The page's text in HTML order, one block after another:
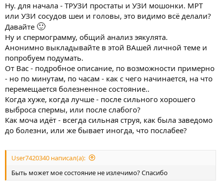
Ну. для начала - ТРУЗИ простаты и УЗИ мошонки. МРТ
или УЗИ сосудов шеи и головы, это видимо всё делали?
Давайте 🙂
Ну и спермограмму, общий анализ эякулята.
Анонимно выкладывайте в этой ВАшей личной теме и
попробуем подумать.
От Вас - подробное описание, по возможности примерно
- но по минутам, по часам - как с чего начинается, на что
перемещается болезненное состояние..
Когда хуже, когда лучше - после сильного хорошего
выброса спермы, или после слабого?
Как моча идёт - всегда сильная струя, как была заведомо
до болезни, или же бывает иногда, что послабее?
User7420340 написал(а):
Быть может мое состояние не излечимо? Спасибо